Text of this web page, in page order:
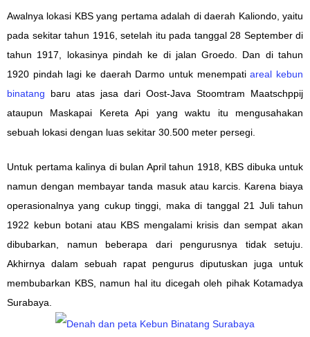
Awalnya lokasi KBS yang pertama adalah di daerah Kaliondo, yaitu
pada sekitar tahun 1916, setelah itu pada tanggal 28 September di
tahun 1917, lokasinya pindah ke di jalan Groedo. Dan di tahun
1920 pindah lagi ke daerah Darmo untuk menempatiareal kebun
binatang baru atas jasa dari Oost-Java Stoomtram Maatschppij
ataupun Maskapai Kereta Api yang waktu itu mengusahakan
sebuah lokasi dengan luas sekitar 30.500 meter persegi.
Untuk pertama kalinya di bulan April tahun 1918, KBS dibuka untuk
namun dengan membayar tanda masuk atau karcis. Karena biaya
operasionalnya yang cukup tinggi, maka di tanggal 21 Juli tahun
1922 kebun botani atau KBS mengalami krisis dan sempat akan
dibubarkan, namun beberapa dari pengurusnya tidak setuju.
Akhirnya dalam sebuah rapat pengurus diputuskan juga untuk
membubarkan KBS, namun hal itu dicegah oleh pihak Kotamadya
Surabaya.